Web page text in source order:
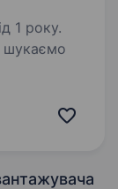
1 року.
шукаємо
і